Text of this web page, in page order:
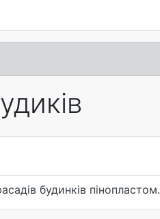
будинків пінопластом.